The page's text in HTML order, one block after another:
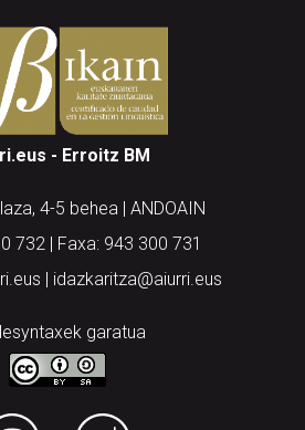
- Erroitz BM
4-5 behea | ANDOAIN
732 | Faxa: 943 300 731
| idazkaritza@aiurri.eus
garatua